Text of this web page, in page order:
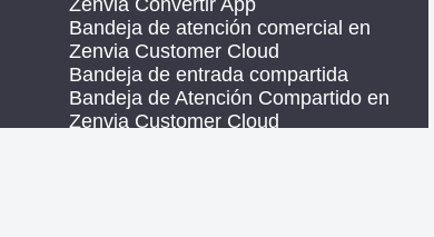
Zenvia Convertir App
Bandeja de atención comercial en
Zenvia Customer Cloud
Bandeja de entrada compartida
Bandeja de Atención Compartido en
Zenvia Customer Cloud